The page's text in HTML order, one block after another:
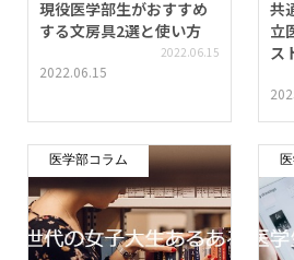
現役医学部生がおすすめ
する文房具2選と使い方
2022.06.15
2022.06.15
共
立
ス
医学部コラム